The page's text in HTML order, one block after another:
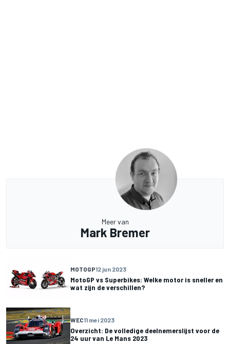
Meer van
Mark Bremer
MOTOGP12 jun 2023
MotoGP vs Superbikes: Welke motor is sneller en
wat zijn de verschillen?
WEC11 mei 2023
Overzicht: De volledige deelnemerslijst voor de
24 uur van Le Mans 2023